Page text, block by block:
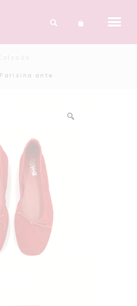
ante